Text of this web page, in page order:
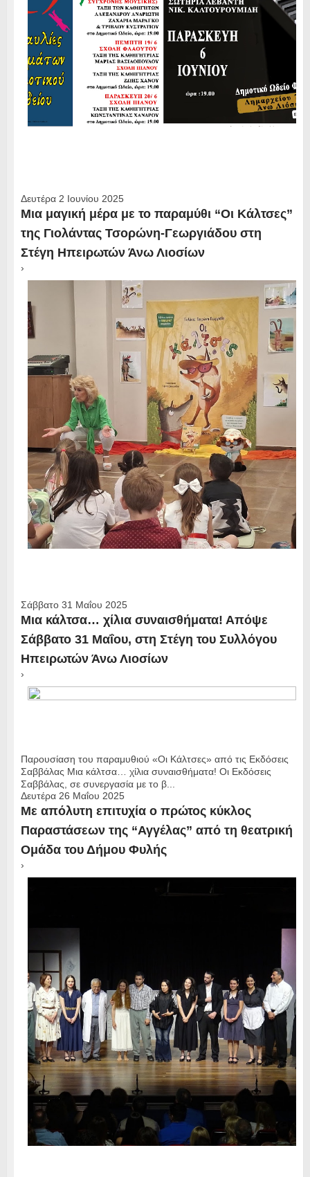
Δευτέρα 2 Ιουνίου 2025
Μια μαγική μέρα με το παραμύθι “Οι Κάλτσες”
της Γιολάντας Τσορώνη-Γεωργιάδου στη
Στέγη Ηπειρωτών Άνω Λιοσίων
›
Σάββατο 31 Μαΐου 2025
Μια κάλτσα… χίλια συναισθήματα! Απόψε
Σάββατο 31 Μαΐου, στη Στέγη του Συλλόγου
Ηπειρωτών Άνω Λιοσίων
›
Παρουσίαση του παραμυθιού «Οι Κάλτσες» από τις Εκδόσεις
Σαββάλας Μια κάλτσα… χίλια συναισθήματα! Οι Εκδόσεις
Σαββάλας, σε συνεργασία με το β...
Δευτέρα 26 Μαΐου 2025
Με απόλυτη επιτυχία ο πρώτος κύκλος
Παραστάσεων της “Αγγέλας” από τη θεατρική
Ομάδα του Δήμου Φυλής
›